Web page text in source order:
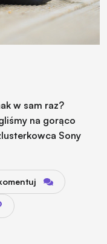
w sam raz?
na gorąco
Sony